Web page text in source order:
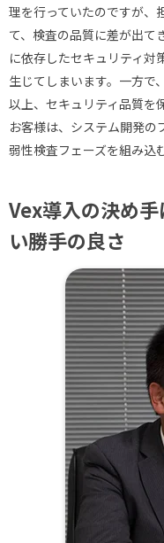
理を行っていたのですが、
て、検査の品質に差が出て
に依存したセキュリティ対
生じてしまいます。一方で
以上、セキュリティ品質を
お客様は、システム開発の
弱性検査フェーズを組み込
Vex導入の決め
い勝手の良さ